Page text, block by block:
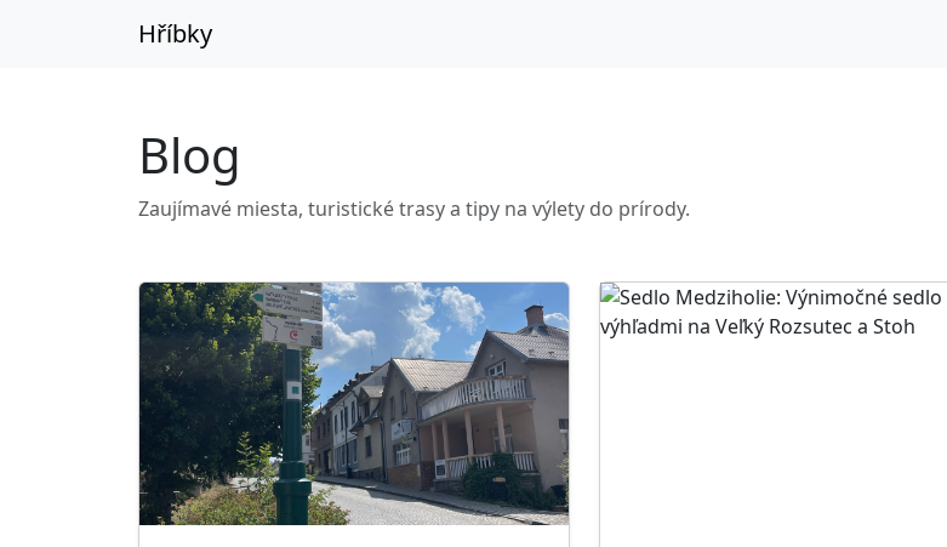
Hříbky
Blog
Zaujímavé miesta, turistické trasy a tipy na výlety do prírody.